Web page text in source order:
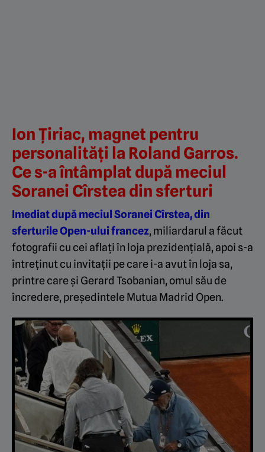
Ion Țiriac, magnet pentru
personalități la Roland Garros.
Ce s-a întâmplat după meciul
Soranei Cîrstea din sferturi
Imediat după meciul Soranei Cîrstea, din
sferturile Open-ului francez, miliardarul a făcut
fotografii cu cei aflați în loja prezidențială, apoi s-a
întreținut cu invitații pe care i-a avut în loja sa,
printre care și Gerard Tsobanian, omul său de
încredere, președintele Mutua Madrid Open.